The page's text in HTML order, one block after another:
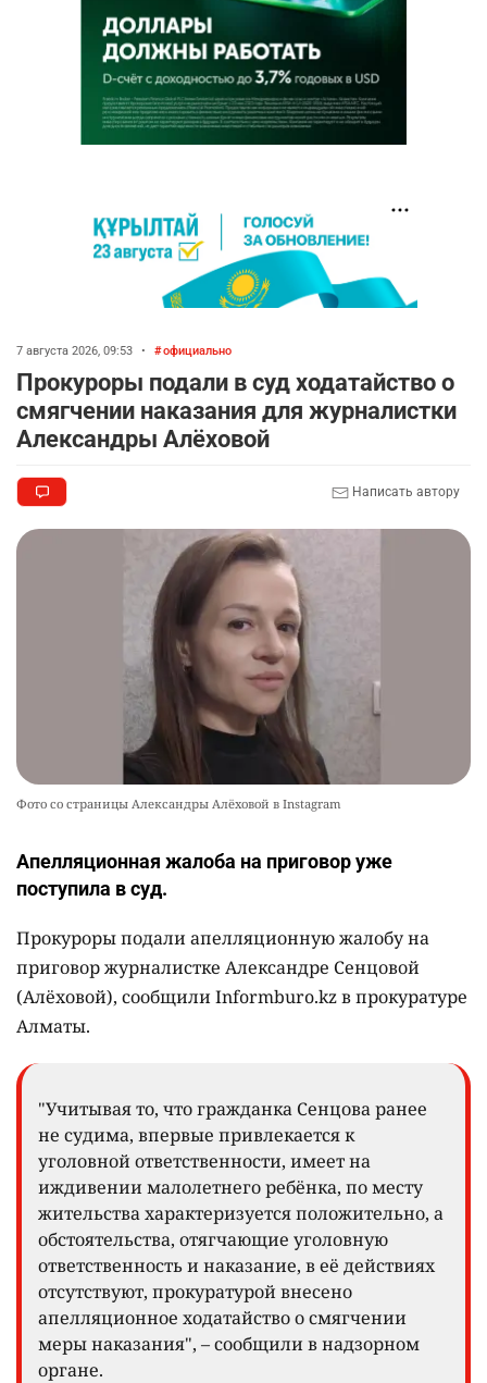
7 августа 2026, 09:53 • официально
Прокуроры подали в суд ходатайство о
смягчении наказания для журналистки
Александры Алёховой
Написать автору
Фото со страницы Александры Алёховой в Instagram
Апелляционная жалоба на приговор уже
поступила в суд.
Прокуроры подали апелляционную жалобу на
приговор журналистке Александре Сенцовой
(Алёховой), сообщили Informburo.kz в прокуратуре
Алматы.
"Учитывая то, что гражданка Сенцова ранее
не судима, впервые привлекается к
уголовной ответственности, имеет на
иждивении малолетнего ребёнка, по месту
жительства характеризуется положительно, а
обстоятельства, отягчающие уголовную
ответственность и наказание, в её действиях
отсутствуют, прокуратурой внесено
апелляционное ходатайство о смягчении
меры наказания", – сообщили в надзорном
органе.